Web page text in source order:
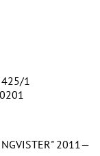
425/1
2011—